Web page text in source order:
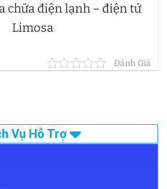
chữa điện lạnh – điện tử
Limosa
Đánh Giá
Vụ Hỗ Trợ